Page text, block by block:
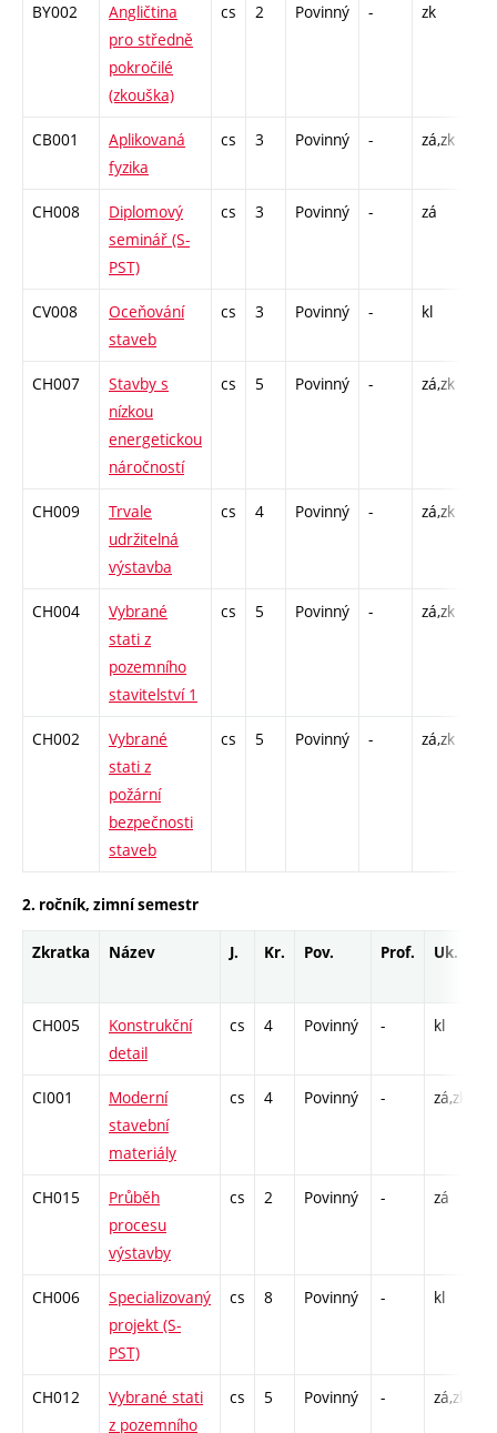
BY002
Angličtina
pro středně
pokročilé
(zkouška)
cs 2 Povinný - zk
CB001
Aplikovaná
fyzika
cs 3 Povinný - zá,zk
CH008
Diplomový
seminář (S-
PST)
cs 3 Povinný - zá
CV008
Oceňování
staveb
cs 3 Povinný - kl
CH007
Stavby s
nízkou
energetickou
náročností
cs 5 Povinný - zá,zk
CH009
Trvale
udržitelná
výstavba
cs 4 Povinný - zá,zk
CH004
Vybrané
stati z
pozemního
stavitelství 1
cs 5 Povinný - zá,zk
CH002
Vybrané
stati z
požární
bezpečnosti
staveb
cs 5 Povinný - zá,zk
2. ročník, zimní semestr
Zkratka Název J. Kr. Pov. Prof. Uk.
CH005
Konstrukční
detail
cs 4 Povinný - kl
CI001
Moderní
stavební
materiály
cs 4 Povinný - zá,zk
CH015
Průběh
procesu
výstavby
cs 2 Povinný - zá
CH006
Specializovaný
projekt (S-
PST)
cs 8 Povinný - kl
CH012
Vybrané stati
z pozemního
cs 5 Povinný - zá,zk